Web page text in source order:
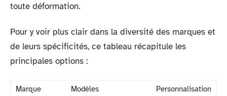
toute déformation.
Pour y voir plus clair dans la diversité des marques et
de leurs spécificités, ce tableau récapitule les
principales options :
Marque
Modèles
Personnalisation